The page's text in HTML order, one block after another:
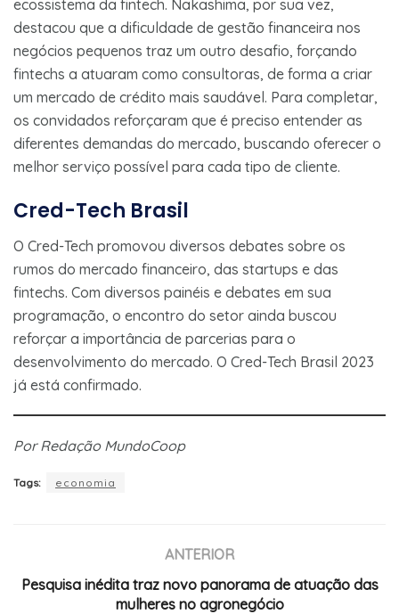
ecossistema da fintech. Nakashima, por sua vez,
destacou que a dificuldade de gestão financeira nos
negócios pequenos traz um outro desafio, forçando
fintechs a atuaram como consultoras, de forma a criar
um mercado de crédito mais saudável. Para completar,
os convidados reforçaram que é preciso entender as
diferentes demandas do mercado, buscando oferecer o
melhor serviço possível para cada tipo de cliente.
Cred-Tech Brasil
O Cred-Tech promovou diversos debates sobre os
rumos do mercado financeiro, das startups e das
fintechs. Com diversos painéis e debates em sua
programação, o encontro do setor ainda buscou
reforçar a importância de parcerias para o
desenvolvimento do mercado. O Cred-Tech Brasil 2023
já está confirmado.
Por Redação MundoCoop
Tags: economia
ANTERIOR
Pesquisa inédita traz novo panorama de atuação das
mulheres no agronegócio